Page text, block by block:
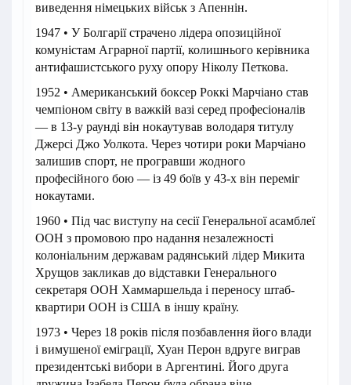
виведення німецьких військ з Апеннін.
1947 • У Болгарії страчено лідера опозиційної
комуністам Аграрної партії, колишнього керівника
антифашистського руху опору Ніколу Петкова.
1952 • Американський боксер Роккі Марчіано став
чемпіоном світу в важкій вазі серед професіоналів
— в 13-у раунді він нокаутував володаря титулу
Джерсі Джо Уолкота. Через чотири роки Марчіано
залишив спорт, не програвши жодного
професійного бою — із 49 боїв у 43-х він переміг
нокаутами.
1960 • Під час виступу на сесії Генеральної асамблеї
ООН з промовою про надання незалежності
колоніальним державам радянський лідер Микита
Хрущов закликав до відставки Генерального
секретаря ООН Хаммаршельда і переносу штаб-
квартири ООН із США в іншу країну.
1973 • Через 18 років після позбавлення його влади
і вимушеної еміграції, Хуан Перон вдруге виграв
президентські вибори в Аргентині. Його друга